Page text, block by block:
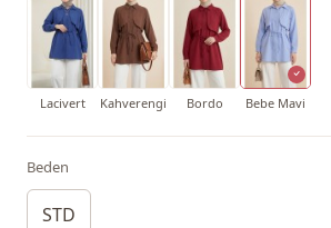
Lacivert Kahverengi Bordo Bebe Mavi
Beden
STD